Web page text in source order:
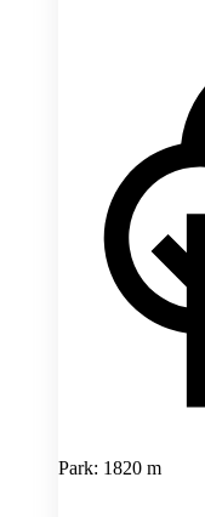
Park: 1820 m